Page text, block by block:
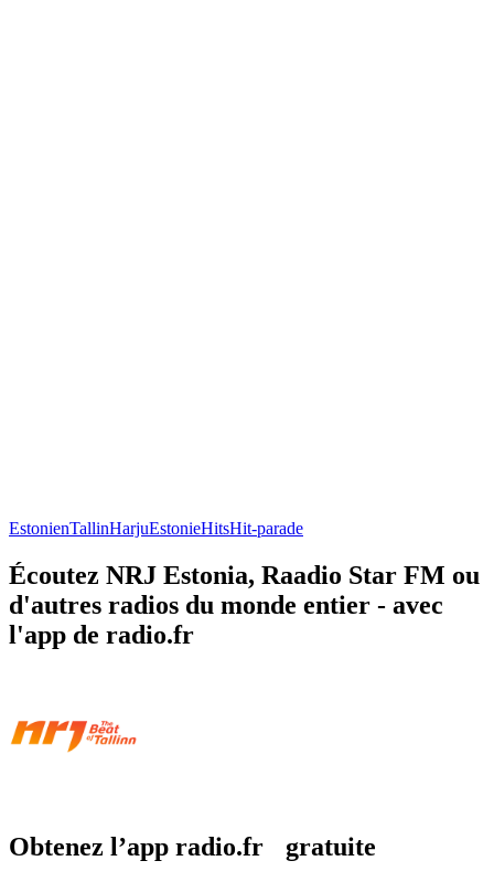
EstonienTallinHarjuEstonieHitsHit-parade
Écoutez NRJ Estonia, Raadio Star FM ou
d'autres radios du monde entier - avec
l'app de radio.fr
Obtenez l’app radio.fr gratuite